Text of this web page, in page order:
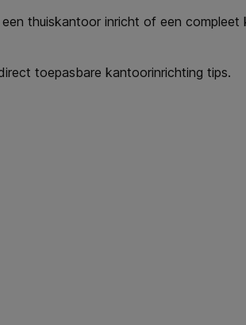
thuiskantoor inricht of een
toepasbare kantoorinrichting tips.